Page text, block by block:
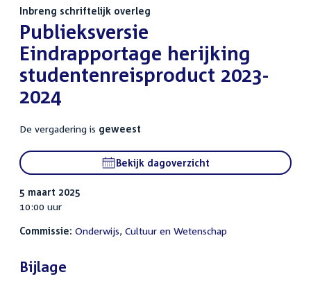
Inbreng schriftelijk overleg
:Publieksversie
Eindrapportage herijking
studentenreisproduct 2023-
2024
De vergadering is geweest
Bekijk dagoverzicht
5 maart 2025
10:00 uur
Commissie: Onderwijs, Cultuur en Wetenschap
Bijlage